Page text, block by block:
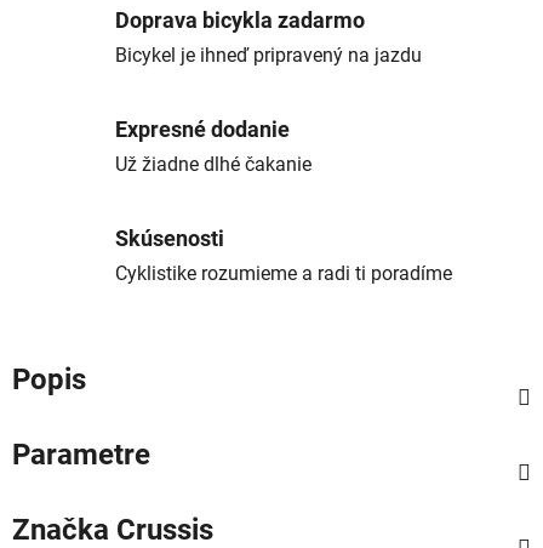
Doprava bicykla zadarmo
Bicykel je ihneď pripravený na jazdu
Expresné dodanie
Už žiadne dlhé čakanie
Skúsenosti
Cyklistike rozumieme a radi ti poradíme
Popis
Parametre
Značka Crussis